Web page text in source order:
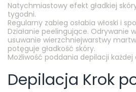
Natychmiastowy efekt gładkiej
tygodni.
Regularny zabieg osłabia włoski i
Działanie peelingujące. Odrywanie
usuwanie wierzchniejwarstwy
potęguje gładkość skóry.
Możliwość poddania depilacji każdej
Depilacja Krok